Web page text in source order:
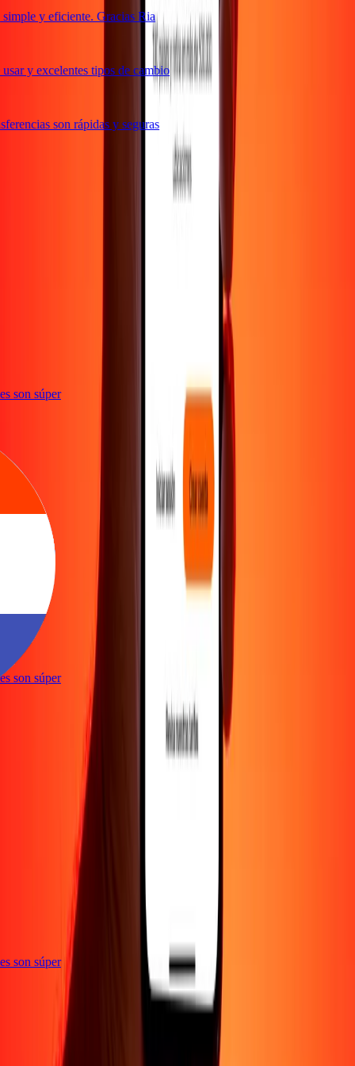
y eficiente. Gracias Ria
y excelentes tipos de cambio
son rápidas y seguras
son súper
son súper
son súper